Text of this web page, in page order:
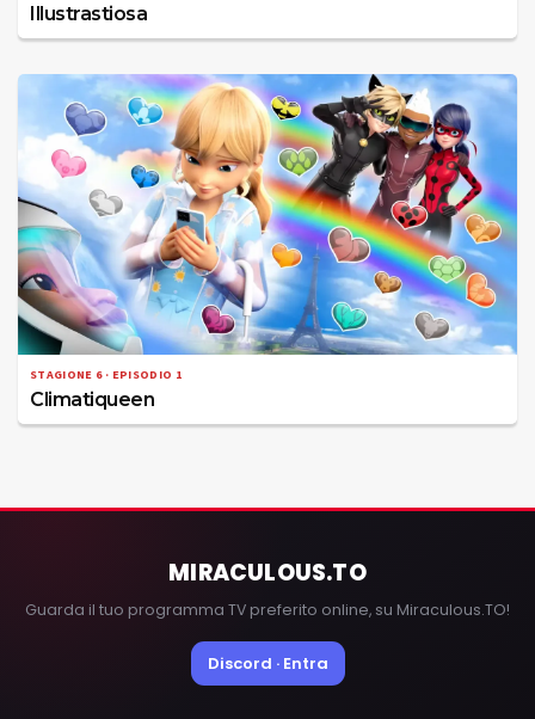
Illustrastiosa
STAGIONE 6 · EPISODIO 1
Climatiqueen
MIRACULOUS.TO
Guarda il tuo programma TV preferito online, su Miraculous.TO!
Discord · Entra